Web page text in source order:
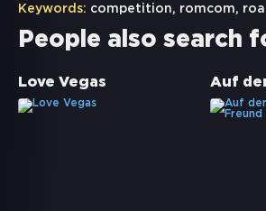
Keywords: competition, romcom,
People also search
Love Vegas